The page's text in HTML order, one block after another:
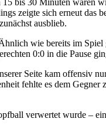
zeigte sich erneut das
ausblieb.
wie bereits im Spiel
0:0 in die Pause
Seite kam offensiv
fehlte es dem Gegner
verwertet wurde –